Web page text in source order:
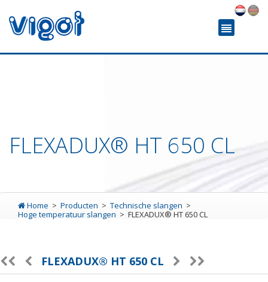
FLEXADUX® HT 650 CL
Home Producten
Technische slangen
Hoge temperatuur slangen
FLEXADUX® HT 650 CL
FLEXADUX® HT 650 CL